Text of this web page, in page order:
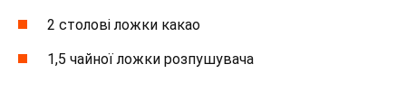
2 столові ложки какао
1,5 чайної ложки розпушувача